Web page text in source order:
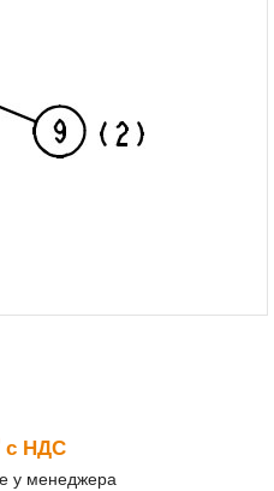
с НДС
у менеджера